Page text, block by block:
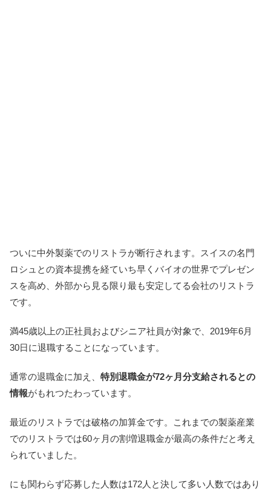
ついに中外製薬でのリストラが断行されます。スイスの名門
ロシュとの資本提携を経ていち早くバイオの世界でプレゼン
スを高め、外部から見る限り最も安定してる会社のリストラ
です。
満45歳以上の正社員およびシニア社員が対象で、2019年6月
30日に退職することになっています。
通常の退職金に加え、 特別退職金が72ヶ月分支給されるとの
情報がもれつたわっています。
最近のリストラでは破格の加算金です。これまでの製薬産業
でのリストラでは60ヶ月の割増退職金が最高の条件だと考え
られていました。
にも関わらず応募した人数は172人と決して多い人数ではあり